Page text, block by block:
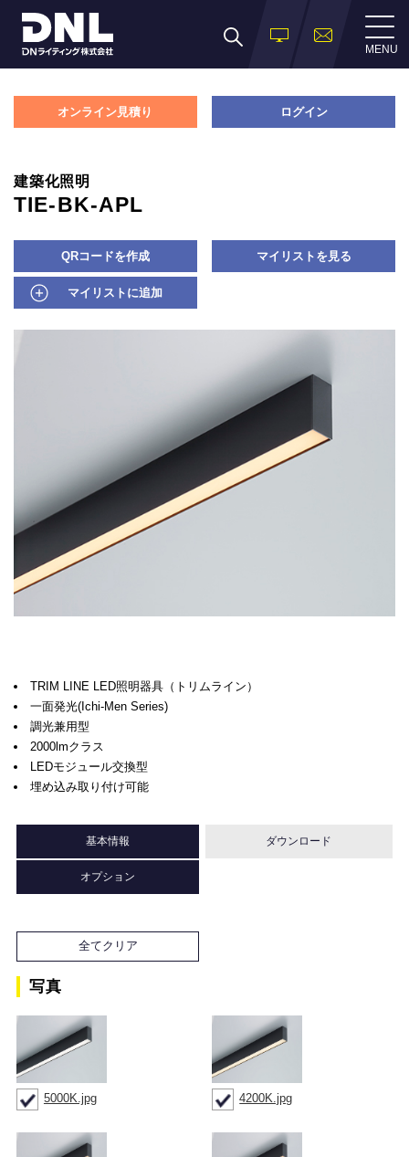
MENU
オンライン見積り ログイン
建築化照明
TIE-BK-APL
QRコードを作成 マイリストを見る
マイリストに追加
TRIM LINE LED照明器具（トリムライン）
一面発光(Ichi-Men Series)
調光兼用型
2000lmクラス
LEDモジュール交換型
埋め込み取り付け可能
基本情報 ダウンロード
オプション
全てクリア
写真
5000K.jpg 4200K.jpg